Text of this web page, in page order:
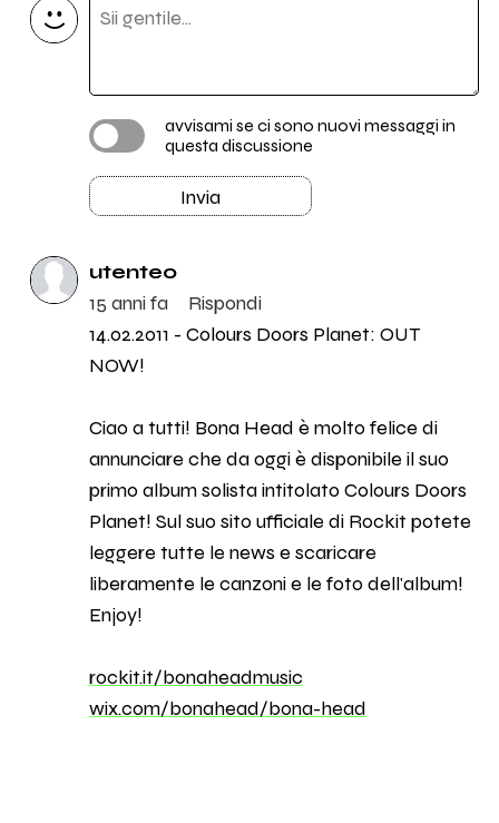
avvisami se ci sono nuovi messaggi in
questa discussione
Invia
utente0
15 anni fa
Rispondi
14.02.2011 - Colours Doors Planet: OUT
NOW!
Ciao a tutti! Bona Head è molto felice di
annunciare che da oggi è disponibile il suo
primo album solista intitolato Colours Doors
Planet! Sul suo sito ufficiale di Rockit potete
leggere tutte le news e scaricare
liberamente le canzoni e le foto dell'album!
Enjoy!
rockit.it/bonaheadmusic
wix.com/bonahead/bona-head